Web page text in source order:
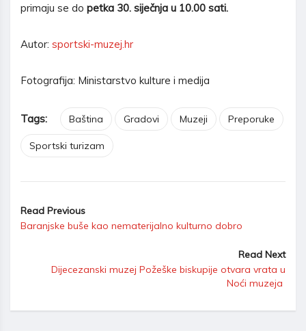
primaju se do petka 30. siječnja u 10.00 sati.
Autor: sportski-muzej.hr
Fotografija: Ministarstvo kulture i medija
Tags: Baština Gradovi Muzeji Preporuke
Sportski turizam
Read Previous
Baranjske buše kao nematerijalno kulturno dobro
Read Next
Dijecezanski muzej Požeške biskupije otvara vrata u
Noći muzeja